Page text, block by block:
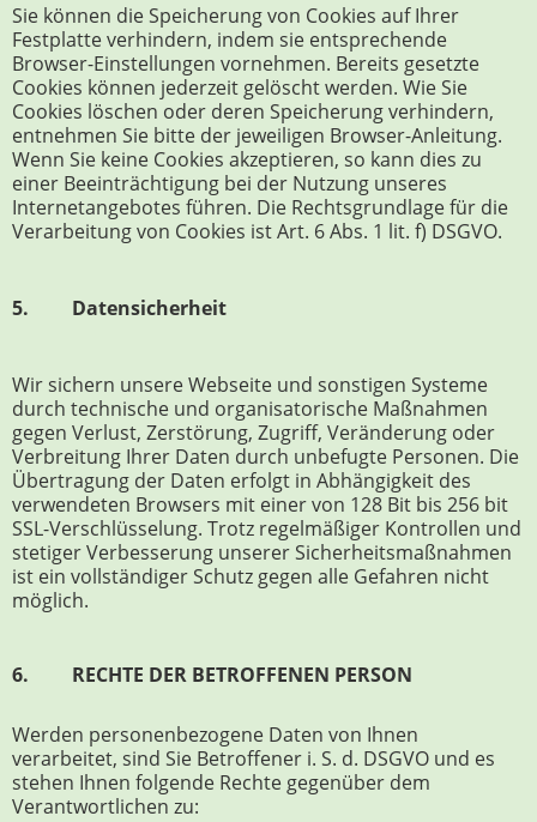
Sie können die Speicherung von Cookies auf Ihrer
Festplatte verhindern, indem sie entsprechende
Browser-Einstellungen vornehmen. Bereits gesetzte
Cookies können jederzeit gelöscht werden. Wie Sie
Cookies löschen oder deren Speicherung verhindern,
entnehmen Sie bitte der jeweiligen Browser-Anleitung.
Wenn Sie keine Cookies akzeptieren, so kann dies zu
einer Beeinträchtigung bei der Nutzung unseres
Internetangebotes führen. Die Rechtsgrundlage für die
Verarbeitung von Cookies ist Art. 6 Abs. 1 lit. f) DSGVO.
5. Datensicherheit
Wir sichern unsere Webseite und sonstigen Systeme
durch technische und organisatorische Maßnahmen
gegen Verlust, Zerstörung, Zugriff, Veränderung oder
Verbreitung Ihrer Daten durch unbefugte Personen. Die
Übertragung der Daten erfolgt in Abhängigkeit des
verwendeten Browsers mit einer von 128 Bit bis 256 bit
SSL-Verschlüsselung. Trotz regelmäßiger Kontrollen und
stetiger Verbesserung unserer Sicherheitsmaßnahmen
ist ein vollständiger Schutz gegen alle Gefahren nicht
möglich.
6. RECHTE DER BETROFFENEN PERSON
Werden personenbezogene Daten von Ihnen
verarbeitet, sind Sie Betroffener i. S. d. DSGVO und es
stehen Ihnen folgende Rechte gegenüber dem
Verantwortlichen zu: